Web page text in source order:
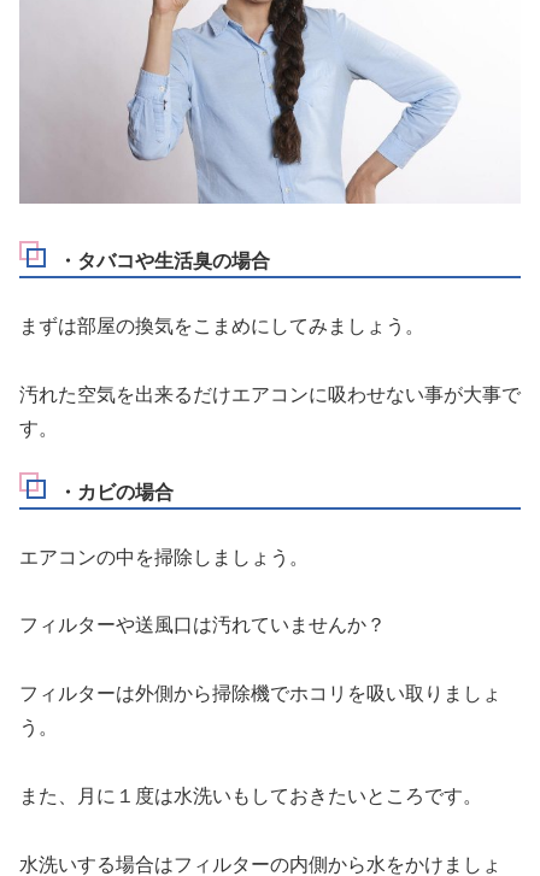
・タバコや生活臭の場合
まずは部屋の換気をこまめにしてみましょう。
汚れた空気を出来るだけエアコンに吸わせない事が大事で
す。
・カビの場合
エアコンの中を掃除しましょう。
フィルターや送風口は汚れていませんか？
フィルターは外側から掃除機でホコリを吸い取りましょ
う。
また、月に１度は水洗いもしておきたいところです。
水洗いする場合はフィルターの内側から水をかけましょ